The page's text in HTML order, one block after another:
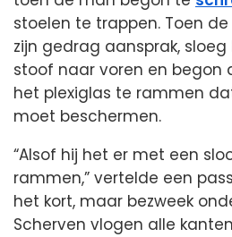
stoelen te trappen. Toen
zijn gedrag aansprak, sloeg
stoof naar voren en begon
het plexiglas te rammen
moet beschermen.
“Alsof hij het er met een
rammen,” vertelde een
het kort, maar bezweek
Scherven vlogen alle